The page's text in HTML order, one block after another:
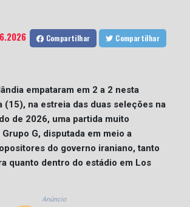
Compartilhar Compartilhar
empataram em 2 a 2 nesta
(15), na estreia das duas seleções na
de 2026, uma partida muito
G, disputada em meio a
do governo iraniano, tanto
quanto dentro do estádio em Los
Anúncio